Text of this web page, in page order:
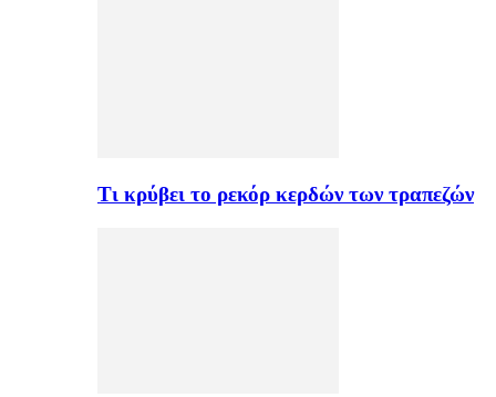
Τι κρύβει το ρεκόρ κερδών των τραπεζών